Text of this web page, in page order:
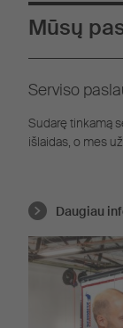
Mūsų
Serviso
Sudarę tinkamą
išlaidas, o mes
Daugiau